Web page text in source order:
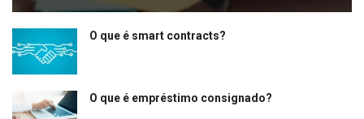
O que é smart contracts?
O que é empréstimo consignado?